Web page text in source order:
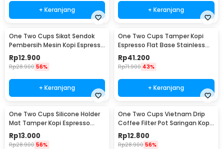
+ Keranjang + Keranjang
One Two Cups Sikat Sendok
Pembersih Mesin Kopi Espresso
2in1 - 8809
Rp12.900
Rp28.900 56%
+ Keranjang
One Two Cups Tamper Kopi
Espresso Flat Base Stainless
Steel 51mm - SS51
Rp41.200
Rp71.900 43%
+ Keranjang
One Two Cups Silicone Holder
Mat Tamper Kopi Espresso
Barista - 0310
Rp13.000
Rp28.900 56%
One Two Cups Vietnam Drip
Coffee Filter Pot Saringan Kopi
124ml 7Q - LC1
Rp12.800
Rp28.900 56%